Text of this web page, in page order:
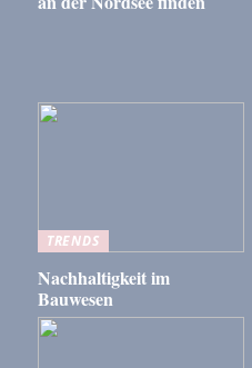
TRENDS
Nachhaltigkeit im
Bauwesen